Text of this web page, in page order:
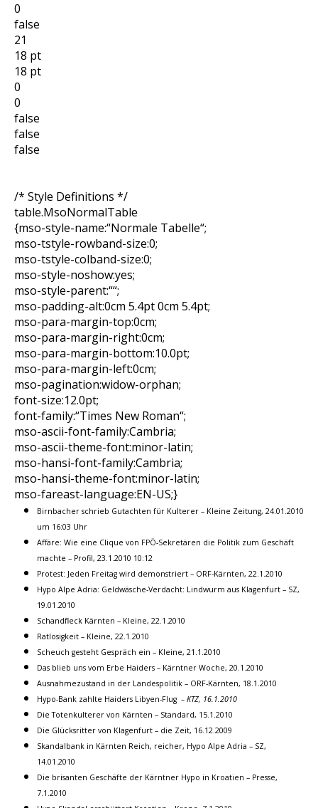
0
false
21
18 pt
18 pt
0
0
false
false
false
/* Style Definitions */
table.MsoNormalTable
{mso-style-name:“Normale Tabelle“;
mso-tstyle-rowband-size:0;
mso-tstyle-colband-size:0;
mso-style-noshow:yes;
mso-style-parent:““;
mso-padding-alt:0cm 5.4pt 0cm 5.4pt;
mso-para-margin-top:0cm;
mso-para-margin-right:0cm;
mso-para-margin-bottom:10.0pt;
mso-para-margin-left:0cm;
mso-pagination:widow-orphan;
font-size:12.0pt;
font-family:“Times New Roman“;
mso-ascii-font-family:Cambria;
mso-ascii-theme-font:minor-latin;
mso-hansi-font-family:Cambria;
mso-hansi-theme-font:minor-latin;
mso-fareast-language:EN-US;}
Birnbacher schrieb Gutachten für Kulterer – Kleine Zeitung, 24.01.2010
um 16:03 Uhr
Affäre: Wie eine Clique von FPÖ-Sekretären die Politik zum Geschäft
machte – Profil, 23.1.2010 10:12
Protest: Jeden Freitag wird demonstriert – ORF-Kärnten, 22.1.2010
Hypo Alpe Adria: Geldwäsche-Verdacht: Lindwurm aus Klagenfurt – SZ,
19.01.2010
Schandfleck Kärnten – Kleine, 22.1.2010
Ratlosigkeit – Kleine, 22.1.2010
Scheuch gesteht Gespräch ein – Kleine, 21.1.2010
Das blieb uns vom Erbe Haiders – Kärntner Woche, 20.1.2010
Ausnahmezustand in der Landespolitik – ORF-Kärnten, 18.1.2010
Hypo-Bank zahlte Haiders Libyen-Flug – KTZ, 16.1.2010
Die Totenkulterer von Kärnten – Standard, 15.1.2010
Die Glücksritter von Klagenfurt – die Zeit, 16.12.2009
Skandalbank in Kärnten Reich, reicher, Hypo Alpe Adria – SZ,
14.01.2010
Die brisanten Geschäfte der Kärntner Hypo in Kroatien – Presse,
7.1.2010